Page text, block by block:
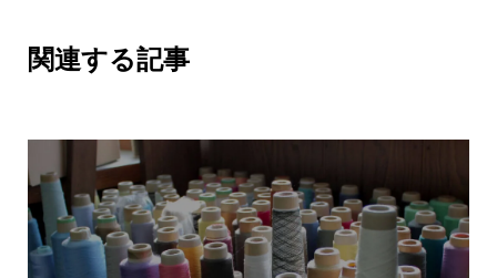
関連する記事